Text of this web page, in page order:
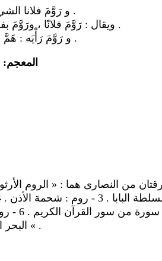
و رَوَّمَ فلانا الشيءَ : جعَله يَرُومُه .
ويقال : رَوَّمَ فلانًا ، ورَوَّمَ بفلانٍ : جعَله يَرُومُ .
و رَوَّمَ رَأْيَه : هَمَّ بشيء بعد شيء .
المعجم:
مسكر . 5 -
» البحر الأبيض المتوسط .